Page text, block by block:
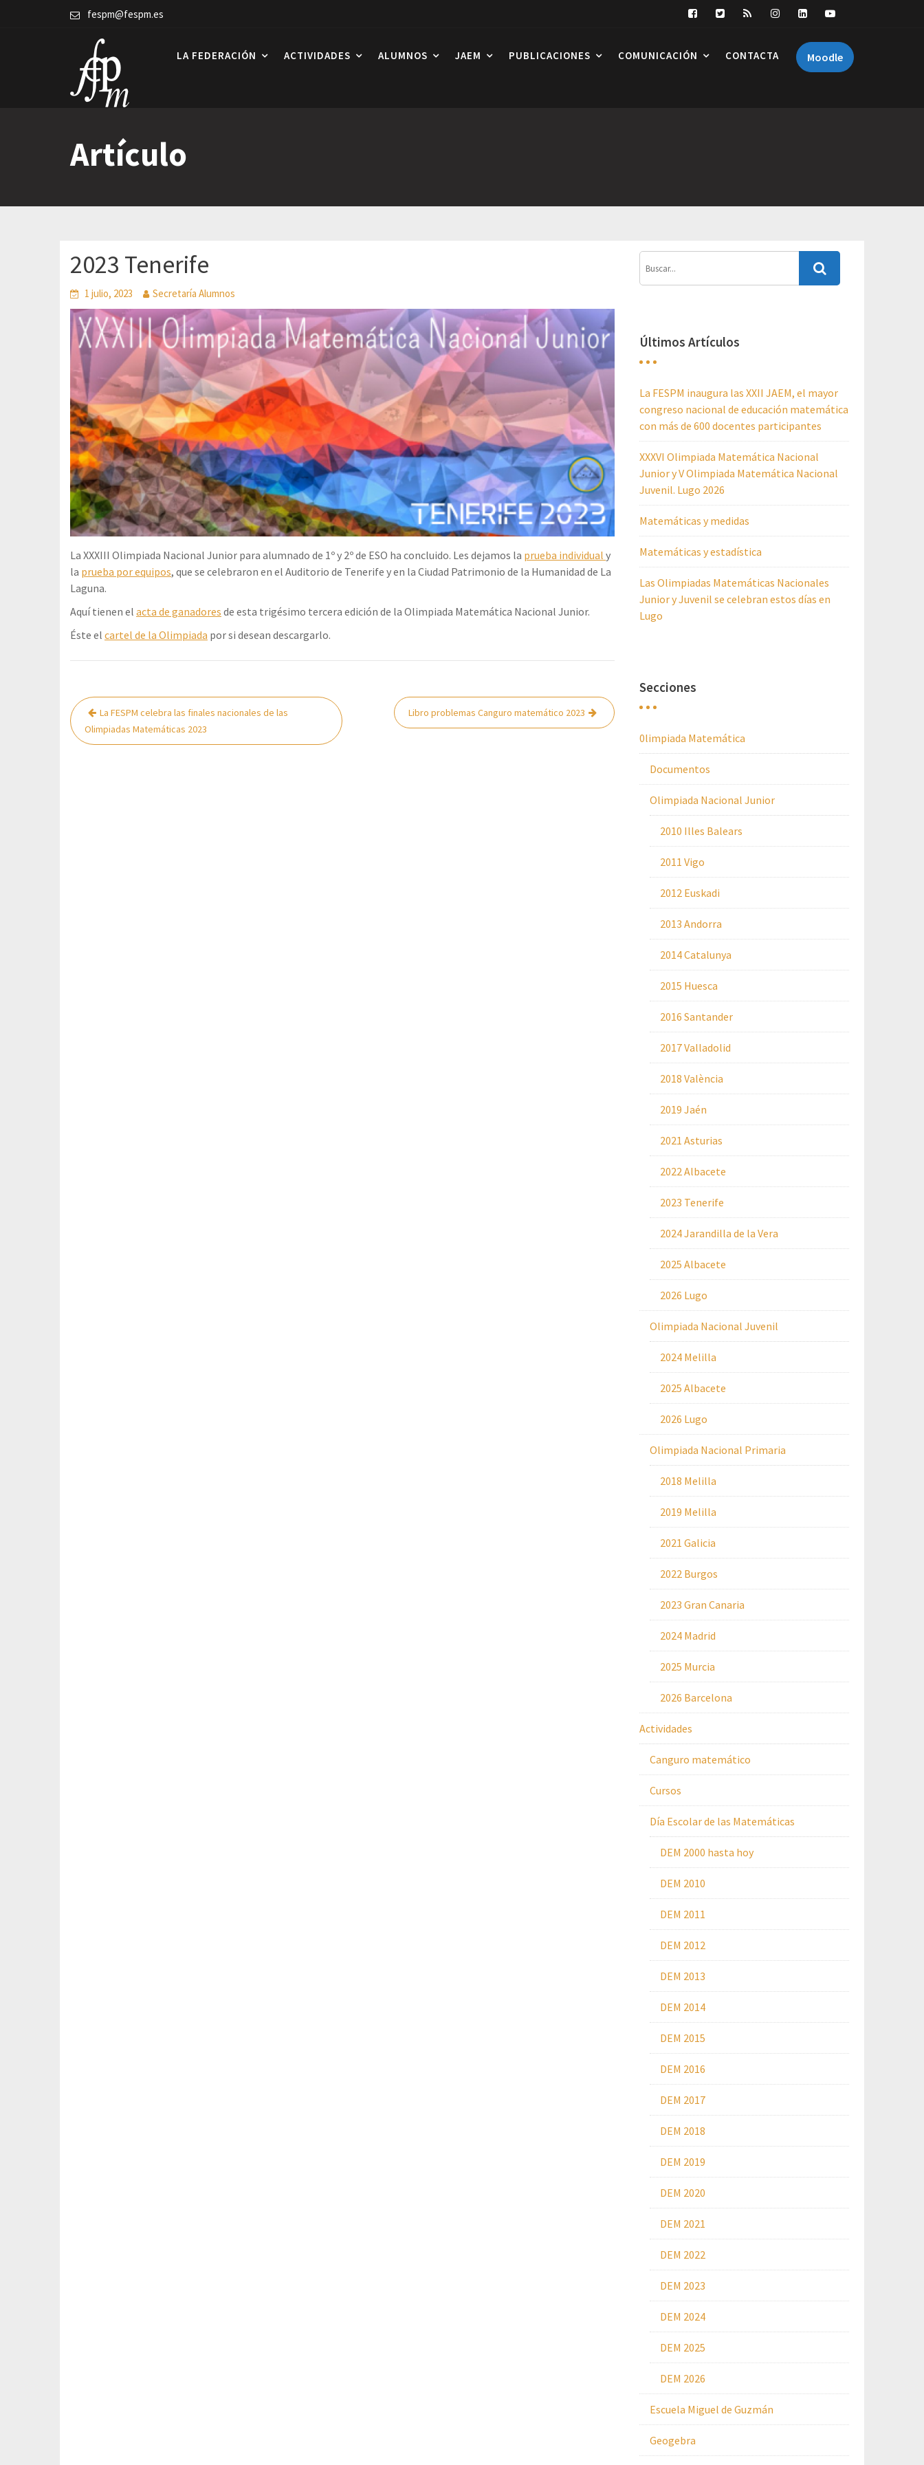
fespm@fespm.es
Moodle
LA FEDERACIÓN ACTIVIDADES ALUMNOS JAEM PUBLICACIONES COMUNICACIÓN CONTACTA
Artículo
2023 Tenerife
1 julio, 2023 Secretaría Alumnos
La XXXIII Olimpiada Nacional Junior para alumnado de 1º y 2º de ESO ha concluido. Les dejamos la prueba individual y
la prueba por equipos, que se celebraron en el Auditorio de Tenerife y en la Ciudad Patrimonio de la Humanidad de La
Laguna.
Aquí tienen el acta de ganadores de esta trigésimo tercera edición de la Olimpiada Matemática Nacional Junior.
Éste el cartel de la Olimpiada por si desean descargarlo.
Navegación
de
entradas
La FESPM celebra las finales nacionales de las
Olimpiadas Matemáticas 2023
Libro problemas Canguro matemático 2023
Últimos Artículos
La FESPM inaugura las XXII JAEM, el mayor
congreso nacional de educación matemática
con más de 600 docentes participantes
XXXVI Olimpiada Matemática Nacional
Junior y V Olimpiada Matemática Nacional
Juvenil. Lugo 2026
Matemáticas y medidas
Matemáticas y estadística
Las Olimpiadas Matemáticas Nacionales
Junior y Juvenil se celebran estos días en
Lugo
Secciones
0limpiada Matemática
Documentos
Olimpiada Nacional Junior
2010 Illes Balears
2011 Vigo
2012 Euskadi
2013 Andorra
2014 Catalunya
2015 Huesca
2016 Santander
2017 Valladolid
2018 València
2019 Jaén
2021 Asturias
2022 Albacete
2023 Tenerife
2024 Jarandilla de la Vera
2025 Albacete
2026 Lugo
Olimpiada Nacional Juvenil
2024 Melilla
2025 Albacete
2026 Lugo
Olimpiada Nacional Primaria
2018 Melilla
2019 Melilla
2021 Galicia
2022 Burgos
2023 Gran Canaria
2024 Madrid
2025 Murcia
2026 Barcelona
Actividades
Canguro matemático
Cursos
Día Escolar de las Matemáticas
DEM 2000 hasta hoy
DEM 2010
DEM 2011
DEM 2012
DEM 2013
DEM 2014
DEM 2015
DEM 2016
DEM 2017
DEM 2018
DEM 2019
DEM 2020
DEM 2021
DEM 2022
DEM 2023
DEM 2024
DEM 2025
DEM 2026
Escuela Miguel de Guzmán
Geogebra